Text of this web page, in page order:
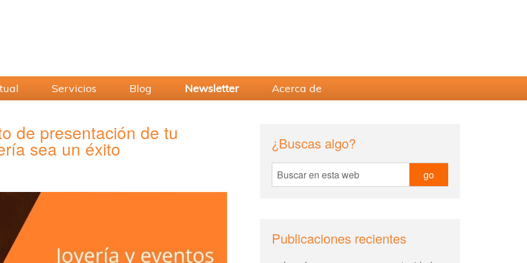
Servicios Blog Newsletter Acerca de
de presentación de tu
sea un éxito
Sidebar
¿Buscas algo?
Buscar
en
Publicaciones recientes